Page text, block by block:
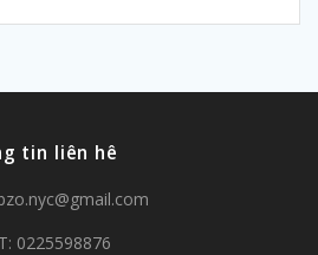
tin liên hê
0225598876